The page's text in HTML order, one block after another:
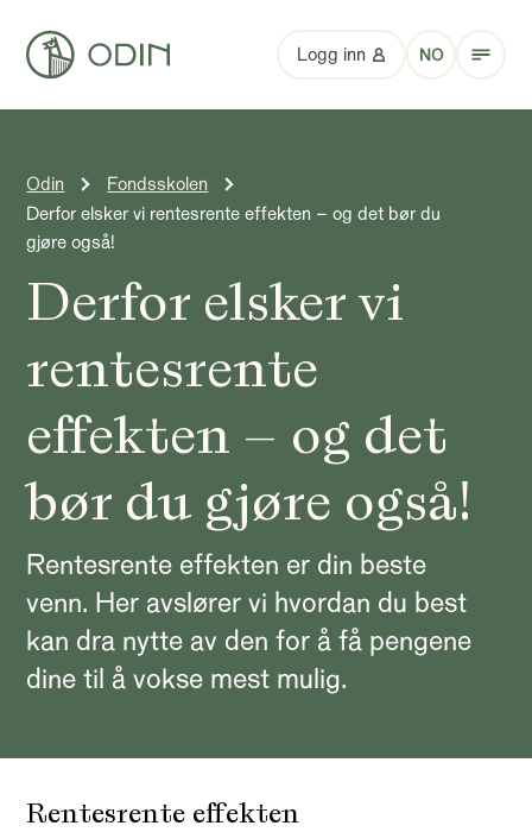
Logg inn NO
Odin
Fondsskolen
Derfor elsker vi rentesrente effekten – og det bør du
gjøre også!
Derfor elsker vi
rentesrente
effekten – og det
bør du gjøre også!
Rentesrente effekten er din beste
venn. Her avslører vi hvordan du best
kan dra nytte av den for å få pengene
dine til å vokse mest mulig.
Rentesrente effekten